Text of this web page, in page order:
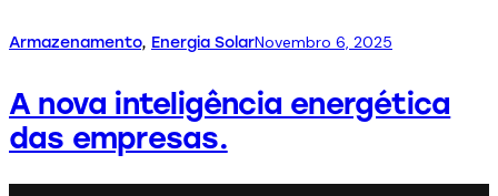
Armazenamento, Energia SolarNovembro 6, 2025
A nova inteligência energética
das empresas.